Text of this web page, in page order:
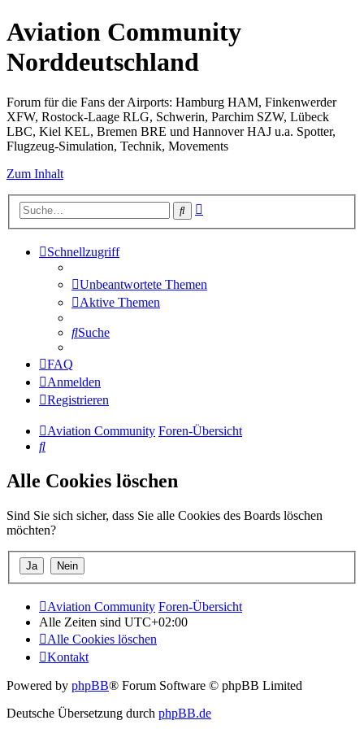
Aviation Community
Norddeutschland
Forum für die Fans der Airports: Hamburg HAM, Finkenwerder
XFW, Rostock-Laage RLG, Schwerin, Parchim SZW, Lübeck
LBC, Kiel KEL, Bremen BRE und Hannover HAJ u.a. Spotter,
Flugzeug-Simulation, Technik, Movements
Zum Inhalt
Suche
Schnellzugriff
Unbeantwortete Themen
Aktive Themen
Suche
FAQ
Anmelden
Registrieren
Aviation Community Foren-Übersicht
Suche
Alle Cookies löschen
Sind Sie sich sicher, dass Sie alle Cookies des Boards löschen
möchten?
Aviation Community Foren-Übersicht
Alle Zeiten sind UTC+02:00
Alle Cookies löschen
Kontakt
Powered by phpBB® Forum Software © phpBB Limited
Deutsche Übersetzung durch phpBB.de